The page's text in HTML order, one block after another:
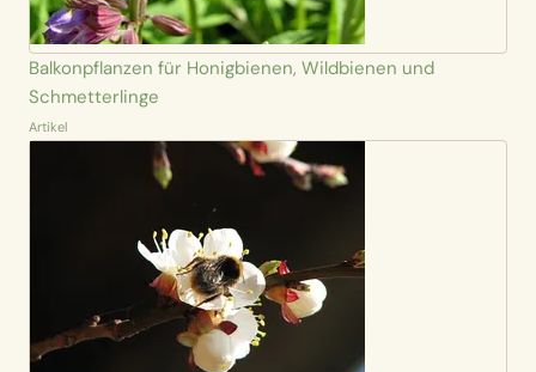
Balkonpflanzen für Honigbienen, Wildbienen und
Schmetterlinge
Artikel